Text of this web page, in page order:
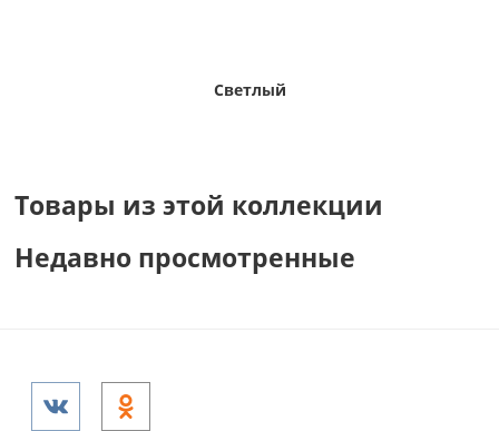
Светлый
Товары из этой коллекции
Недавно просмотренные